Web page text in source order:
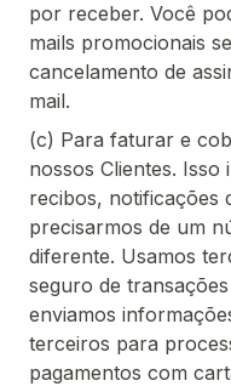
por receber. Você
mails promocionais
cancelamento de
mail.
(c) Para faturar e
nossos Clientes.
recibos, notificações
precisarmos de um
diferente. Usamos
seguro de
enviamos
terceiros para
pagamentos com